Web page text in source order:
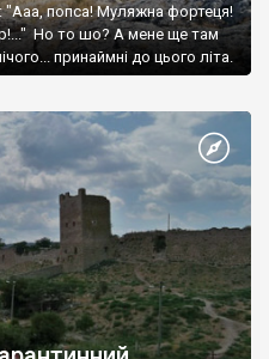
"Ааа, попса! Муляжна фортеця!
Но то шо? А мене ще там
принаймні до цього літа.